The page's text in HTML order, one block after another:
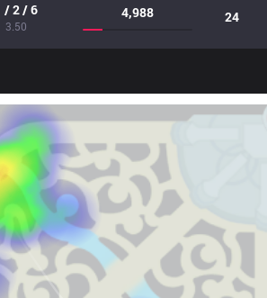
/ 2 / 6
3.50
4,988 24